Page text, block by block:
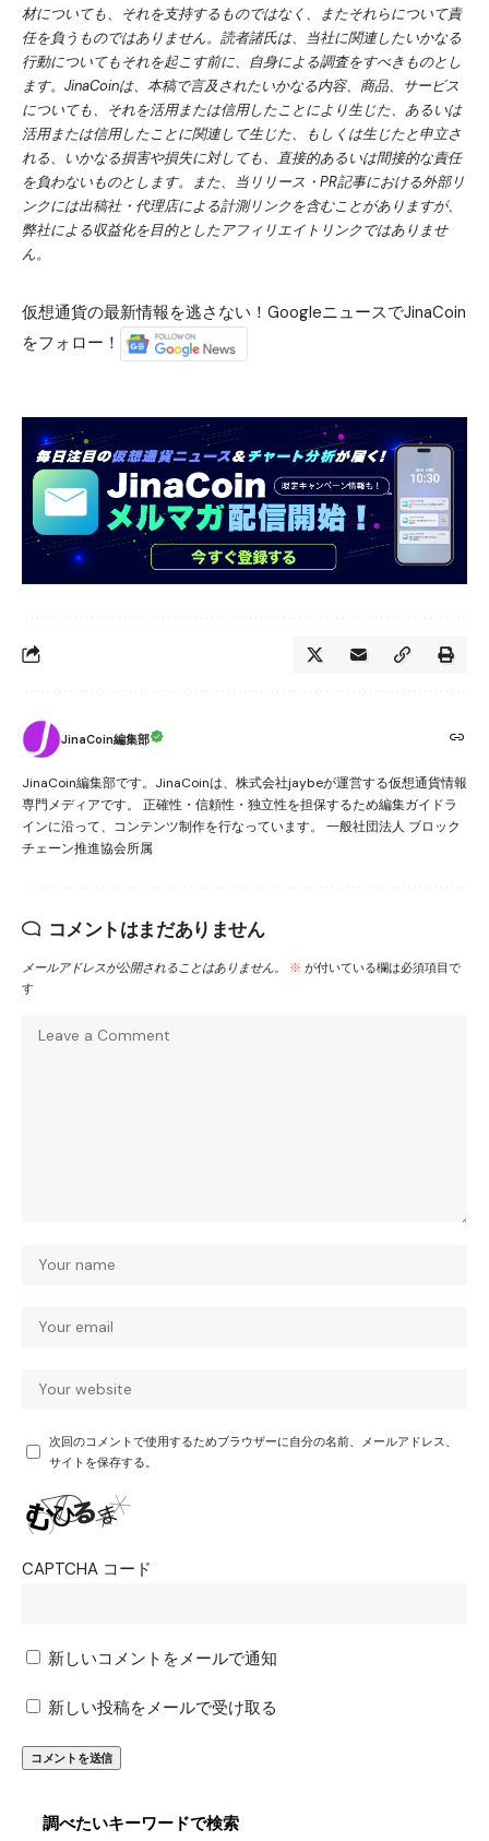
材についても、それを支持するものではなく、またそれらについて責
任を負うものではありません。読者諸氏は、当社に関連したいかなる
行動についてもそれを起こす前に、自身による調査をすべきものとし
ます。JinaCoinは、本稿で言及されたいかなる内容、商品、サービス
についても、それを活用または信用したことにより生じた、あるいは
活用または信用したことに関連して生じた、もしくは生じたと申立さ
れる、いかなる損害や損失に対しても、直接的あるいは間接的な責任
を負わないものとします。また、当リリース・PR記事における外部リ
ンクには出稿社・代理店による計測リンクを含むことがありますが、
弊社による収益化を目的としたアフィリエイトリンクではありませ
ん。
仮想通貨の最新情報を逃さない！GoogleニュースでJinaCoin
をフォロー！
JinaCoin編集部
JinaCoin編集部です。JinaCoinは、株式会社jaybeが運営する仮想通貨情報
専門メディアです。 正確性・信頼性・独立性を担保するため編集ガイドラ
インに沿って、コンテンツ制作を行なっています。 一般社団法人 ブロック
チェーン推進協会所属
コメントはまだありません
メールアドレスが公開されることはありません。 ※ が付いている欄は必須項目で
す
次回のコメントで使用するためブラウザーに自分の名前、メールアドレス、
サイトを保存する。
CAPTCHA コード
新しいコメントをメールで通知
新しい投稿をメールで受け取る
調べたいキーワードで検索